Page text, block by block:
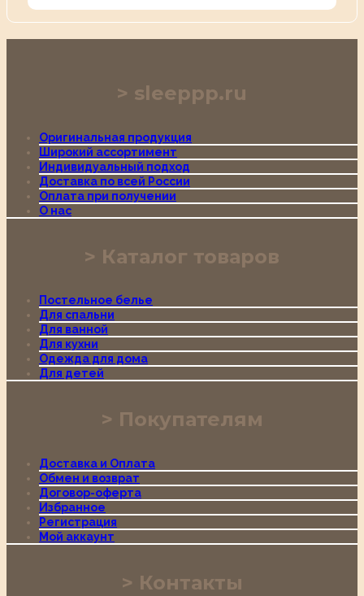
sleeppp.ru
Оригинальная продукция
Широкий ассортимент
Индивидуальный подход
Доставка по всей России
Оплата при получении
О нас
Каталог товаров
Постельное белье
Для спальни
Для ванной
Для кухни
Одежда для дома
Для детей
Покупателям
Доставка и Оплата
Обмен и возврат
Договор-оферта
Избранное
Регистрация
Мой аккаунт
Контакты